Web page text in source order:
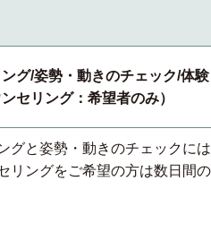
グ/姿勢・動きのチェック/体
ンセリング：希望者のみ）
グと姿勢・動きのチェックに
リングをご希望の⽅は数⽇間